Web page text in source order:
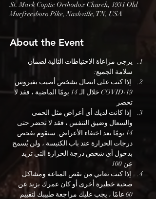
St. Mark Coptic Orthodox Church, 1931 Old
Murfreesboro Pike, Nashville, TN, USA
About the Event
يرجى مراعاة الاحتياطات التالية لضمان
سلامة الجميع:
إذا كنت على اتصال بشخص أصيب بفيروس
COVID-19 خلال الـ 14 يومًا الماضية ، فقد لا
تحضر
إذا كانت لديك أي أعراض مثل الحمى
والسعال وضيق التنفس ، فقد لا تحضر حتى
14 يومًا بعد اختفاء الأعراض. سنقوم بفحص
درجات الحرارة عند باب الكنيسة ، ولن يُسمح
بدخول أي شخص درجة الحرارة التي تزيد
عن 100
إذا كنت تعاني من نقص المناعة ومشاكل
صحية خطيرة أخرى أو كان عمرك يزيد عن
60 عامًا ، يجب عليك مراجعة طبيبك لتقييم